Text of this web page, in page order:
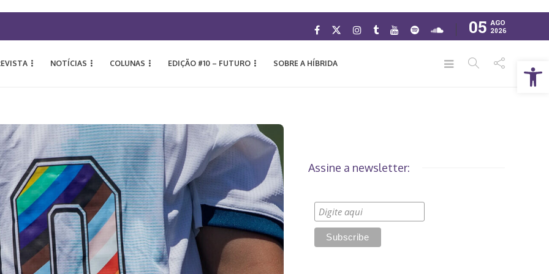
Abrir a barra de ferramentas
05 AGO
2026
NOTÍCIAS COLUNAS EDIÇÃO #10 – FUTURO SOBRE A HÍBRIDA
Assine a newsletter: